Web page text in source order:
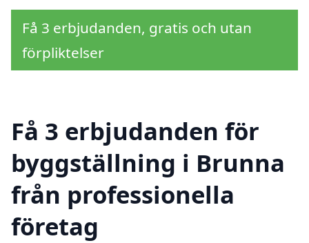
Få 3 erbjudanden, gratis och utan
förpliktelser
Få 3 erbjudanden för
byggställning i Brunna
från professionella
företag